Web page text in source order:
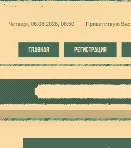
Четверг, 06.08.2026, 08:50 Приветствую Вас
ГЛАВНАЯ РЕГИСТРАЦИЯ